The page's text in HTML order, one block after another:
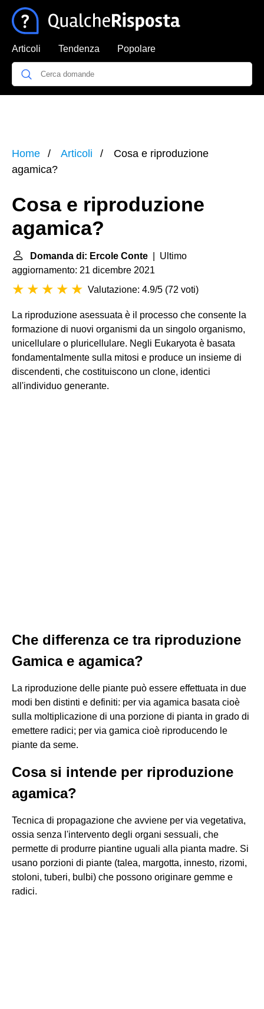
Articoli Tendenza Popolare
Home Articoli
Cosa e riproduzione
agamica?
Cosa e riproduzione
agamica?
Domanda di: Ercole Conte | Ultimo
aggiornamento: 21 dicembre 2021
Valutazione: 4.9/5 (72 voti)
La riproduzione asessuata è il processo che consente la
formazione di nuovi organismi da un singolo organismo,
unicellulare o pluricellulare. Negli Eukaryota è basata
fondamentalmente sulla mitosi e produce un insieme di
discendenti, che costituiscono un clone, identici
all'individuo generante.
Che differenza ce tra riproduzione
Gamica e agamica?
La riproduzione delle piante può essere effettuata in due
modi ben distinti e definiti: per via agamica basata cioè
sulla moltiplicazione di una porzione di pianta in grado di
emettere radici; per via gamica cioè riproducendo le
piante da seme.
Cosa si intende per riproduzione
agamica?
Tecnica di propagazione che avviene per via vegetativa,
ossia senza l'intervento degli organi sessuali, che
permette di produrre piantine uguali alla pianta madre. Si
usano porzioni di piante (talea, margotta, innesto, rizomi,
stoloni, tuberi, bulbi) che possono originare gemme e
radici.